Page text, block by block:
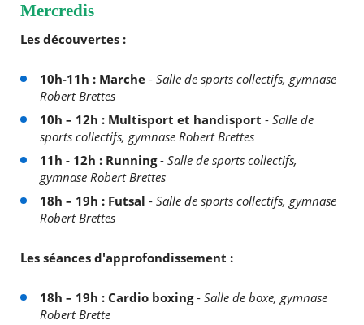
Mercredis
Les découvertes :
10h-11h : Marche-Salle de sports collectifs, gymnase
Robert Brettes
10h – 12h : Multisport et handisport -Salle de
sports collectifs, gymnase Robert Brettes
11h - 12h : Running-Salle de sports collectifs,
gymnase Robert Brettes
18h – 19h : Futsal -Salle de sports collectifs, gymnase
Robert Brettes
Les séances d'approfondissement :
18h – 19h : Cardio boxing-Salle de boxe, gymnase
Robert Brette